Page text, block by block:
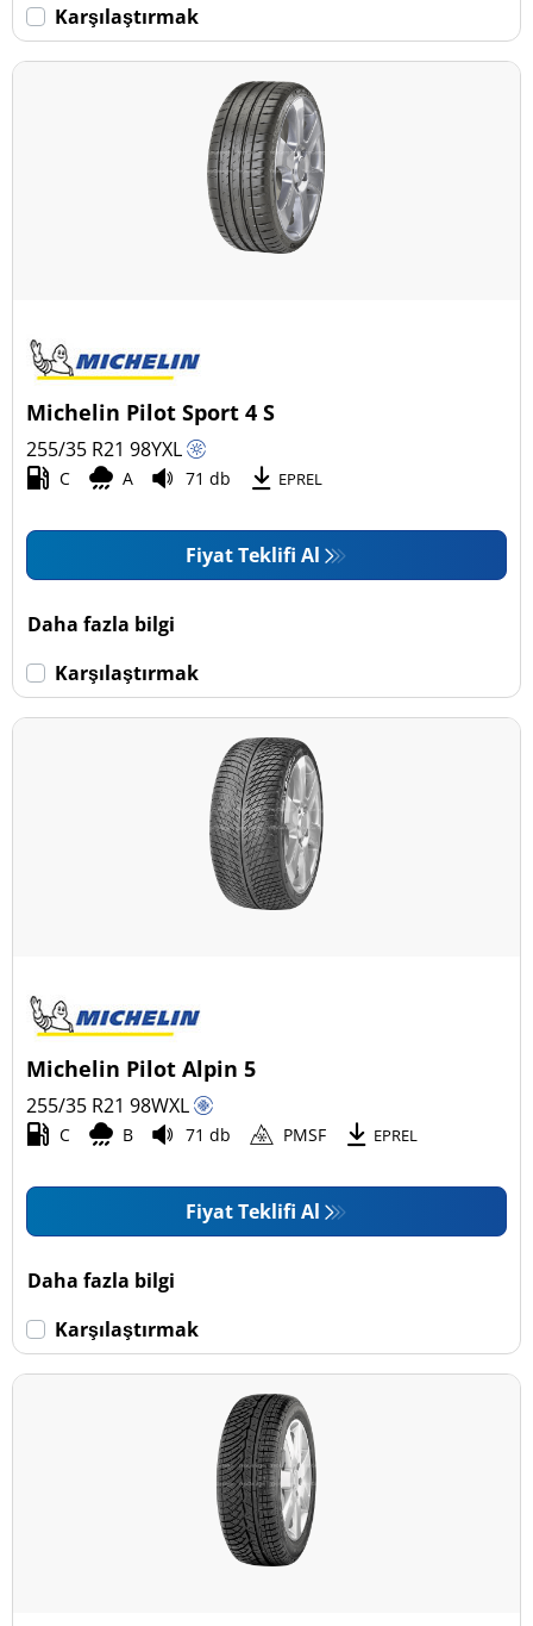
Karşılaştırmak
Michelin Pilot Sport 4 S
255/35 R2198YXL
C A 71 db EPREL
Fiyat Teklifi Al
Daha fazla bilgi
Karşılaştırmak
Michelin Pilot Alpin 5
255/35 R2198WXL
C B 71 db PMSF EPREL
Fiyat Teklifi Al
Daha fazla bilgi
Karşılaştırmak